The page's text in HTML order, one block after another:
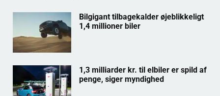
Bilgigant tilbagekalder øjeblikkeligt
1,4 millioner biler
1,3 milliarder kr. til elbiler er spild af
penge, siger myndighed